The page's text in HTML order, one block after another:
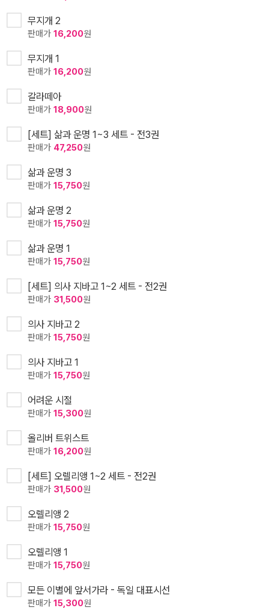
무지개 2
판매가 16,200원
무지개 1
판매가 16,200원
갈라떼아
판매가 18,900원
[세트] 삶과 운명 1~3 세트 - 전3권
판매가 47,250원
삶과 운명 3
판매가 15,750원
삶과 운명 2
판매가 15,750원
삶과 운명 1
판매가 15,750원
[세트] 의사 지바고 1~2 세트 - 전2권
판매가 31,500원
의사 지바고 2
판매가 15,750원
의사 지바고 1
판매가 15,750원
어려운 시절
판매가 15,300원
올리버 트위스트
판매가 16,200원
[세트] 오렐리앵 1~2 세트 - 전2권
판매가 31,500원
오렐리앵 2
판매가 15,750원
오렐리앵 1
판매가 15,750원
모든 이별에 앞서가라 - 독일 대표시선
판매가 15,300원